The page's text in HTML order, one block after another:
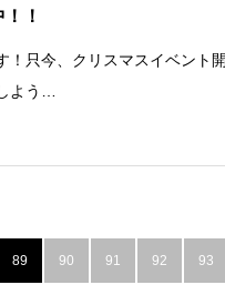
！
！只今、クリスマスイベント
よう…
89 90 91 92 93